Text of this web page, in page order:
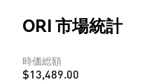
ORI 市場統計
時価総額
$13,489.00